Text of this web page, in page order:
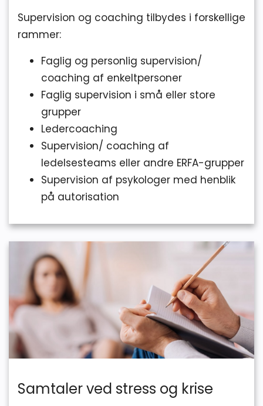
Supervision og coaching tilbydes i forskellige
rammer:
Faglig og personlig supervision/
coaching af enkeltpersoner
Faglig supervision i små eller store
grupper
Ledercoaching
Supervision/ coaching af
ledelsesteams eller andre ERFA-grupper
Supervision af psykologer med henblik
på autorisation
Samtaler ved stress og krise